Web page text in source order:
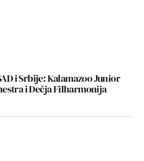
i Srbije: Kalamazoo Junior
i Dečja Filharmonija